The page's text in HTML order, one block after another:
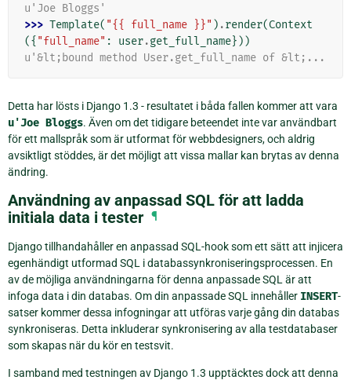
u'Joe Bloggs'
>>> Template( "{{ full_name }}" ) .render(Context
({ "full_name" : user.get_full_name}))
u'&lt;bound method User.get_full_name of &lt;...
Detta har lösts i Django 1.3 - resultatet i båda fallen kommer att vara
u'Joe Bloggs. Även om det tidigare beteendet inte var användbart
för ett mallspråk som är utformat för webbdesigners, och aldrig
avsiktligt stöddes, är det möjligt att vissa mallar kan brytas av denna
ändring.
Användning av anpassad SQL för att ladda
initiala data i tester ¶
Django tillhandahåller en anpassad SQL-hook som ett sätt att injicera
egenhändigt utformad SQL i databassynkroniseringsprocessen. En
av de möjliga användningarna för denna anpassade SQL är att
infoga data i din databas. Om din anpassade SQL innehåller INSERT-
satser kommer dessa infogningar att utföras varje gång din databas
synkroniseras. Detta inkluderar synkronisering av alla testdatabaser
som skapas när du kör en testsvit.
I samband med testningen av Django 1.3 upptäcktes dock att denna